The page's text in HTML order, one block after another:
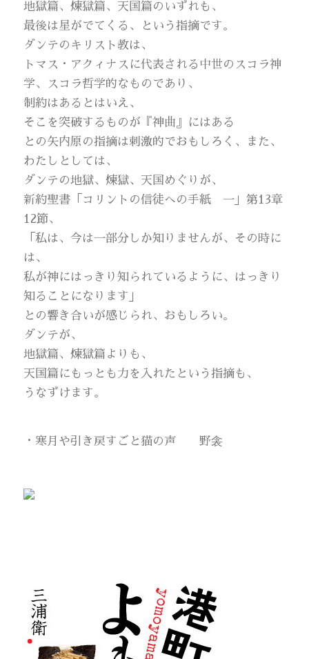
地獄篇、煉獄篇、天国篇のいずれも、
最後は星がでてくる、という指摘です。
ダンテのキリスト教は、
トマス・アクィナスに代表される中世のスコラ神
学、スコラ哲学的なものであり、
制約はあるとはいえ、
そこを突破するものが『神曲』にはある
との矢内原の指摘は刺激的でおもしろく、また、
わたしとしては、
ダンテの地獄、煉獄、天国めぐりが、
新約聖書「コリントの信徒への手紙 一」第13章
12節、
「私は、今は一部分しか知りませんが、その時に
は、
私が神にはっきり知られているように、はっきり
知ることになります」
との響き合いが感じられ、おもしろい。
ダンテが、
地獄篇、煉獄篇よりも、
天国篇にもっとも力を入れたという指摘も、
うなずけます。
・寒月や引き戻すごと猫の声 野衾